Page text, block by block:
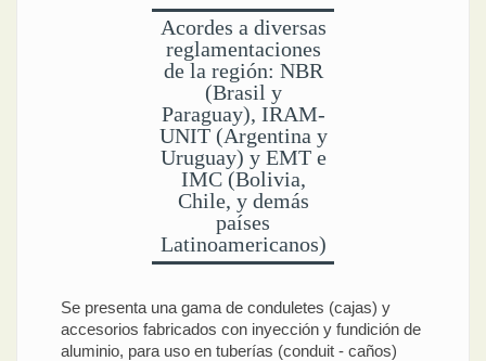
Acordes a diversas
reglamentaciones
de la región: NBR
(Brasil y
Paraguay), IRAM-
UNIT (Argentina y
Uruguay) y EMT e
IMC (Bolivia,
Chile, y demás
países
Latinoamericanos)
Se presenta una gama de conduletes (cajas) y
accesorios fabricados con inyección y fundición de
aluminio, para uso en tuberías (conduit - caños)